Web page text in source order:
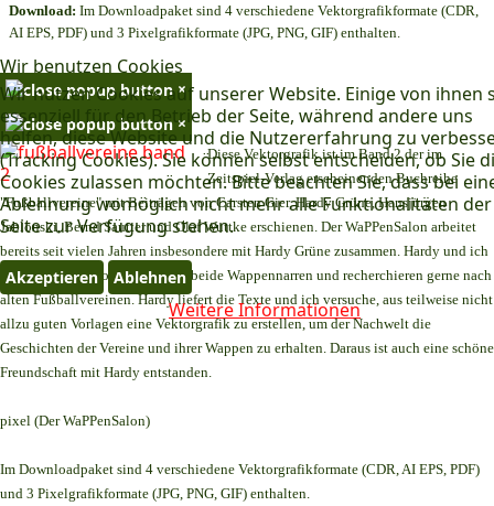
Wir benutzen Cookies
Wir nutzen Cookies auf unserer Website. Einige von ihnen
essenziell für den Betrieb der Seite, während andere uns
helfen, diese Website und die Nutzererfahrung zu
(Tracking Cookies). Sie können selbst entscheiden, ob Sie
Cookies zulassen möchten. Bitte beachten Sie, dass bei
Ablehnung womöglich nicht mehr alle Funktionalitäten der
Seite zur Verfügung stehen.
Akzeptieren Ablehnen
Weitere Informationen
Download: Im Downloadpaket sind 4 verschiedene Vektorgrafikformate (CDR,
AI EPS, PDF) und 3 Pixelgrafikformate (JPG, PNG, GIF) enthalten.
×
×
Diese Vektorgrafik ist im Band 2 der im
Zeitspiel-Verlag erscheinenden Buchreihe
"Fußballvereine" mit Beiträgen von Carsten Gier, Hardy Grüne, Hansjürgen
Jablonski, Bernd Sautter und Olaf Wuttke erschienen. Der WaPPenSalon arbeitet
bereits seit vielen Jahren insbesondere mit Hardy Grüne zusammen. Hardy und ich
teilen dasselbe Hobby. Wir sind beide Wappennarren und recherchieren gerne nach
alten Fußballvereinen. Hardy liefert die Texte und ich versuche, aus teilweise nicht
allzu guten Vorlagen eine Vektorgrafik zu erstellen, um der Nachwelt die
Geschichten der Vereine und ihrer Wappen zu erhalten. Daraus ist auch eine schöne
Freundschaft mit Hardy entstanden.
pixel (Der WaPPenSalon)
Im Downloadpaket sind 4 verschiedene Vektorgrafikformate (CDR, AI EPS, PDF)
und 3 Pixelgrafikformate (JPG, PNG, GIF) enthalten.